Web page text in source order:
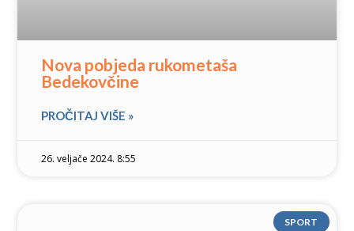
Nova pobjeda rukometaša
Bedekovčine
PROČITAJ VIŠE »
26. veljače 2024. 8:55
SPORT